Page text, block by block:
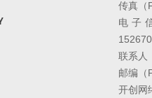
传真（
电子
联系人
邮编（
开创网